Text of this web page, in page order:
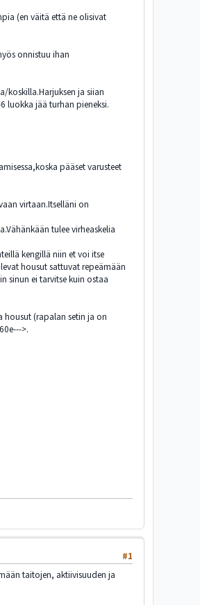
(en väitä että ne olisivat
onnistuu ihan
koskilla.Harjuksen ja siian
luokka jää turhan pieneksi.
pääset varusteet
virtaan.Itselläni on
tulee virheaskelia
kengillä niin et voi itse
housut sattuvat repeämään
sinun ei tarvitse kuin ostaa
housut (rapalan setin ja on
>.
#1
taitojen, aktiivisuuden ja